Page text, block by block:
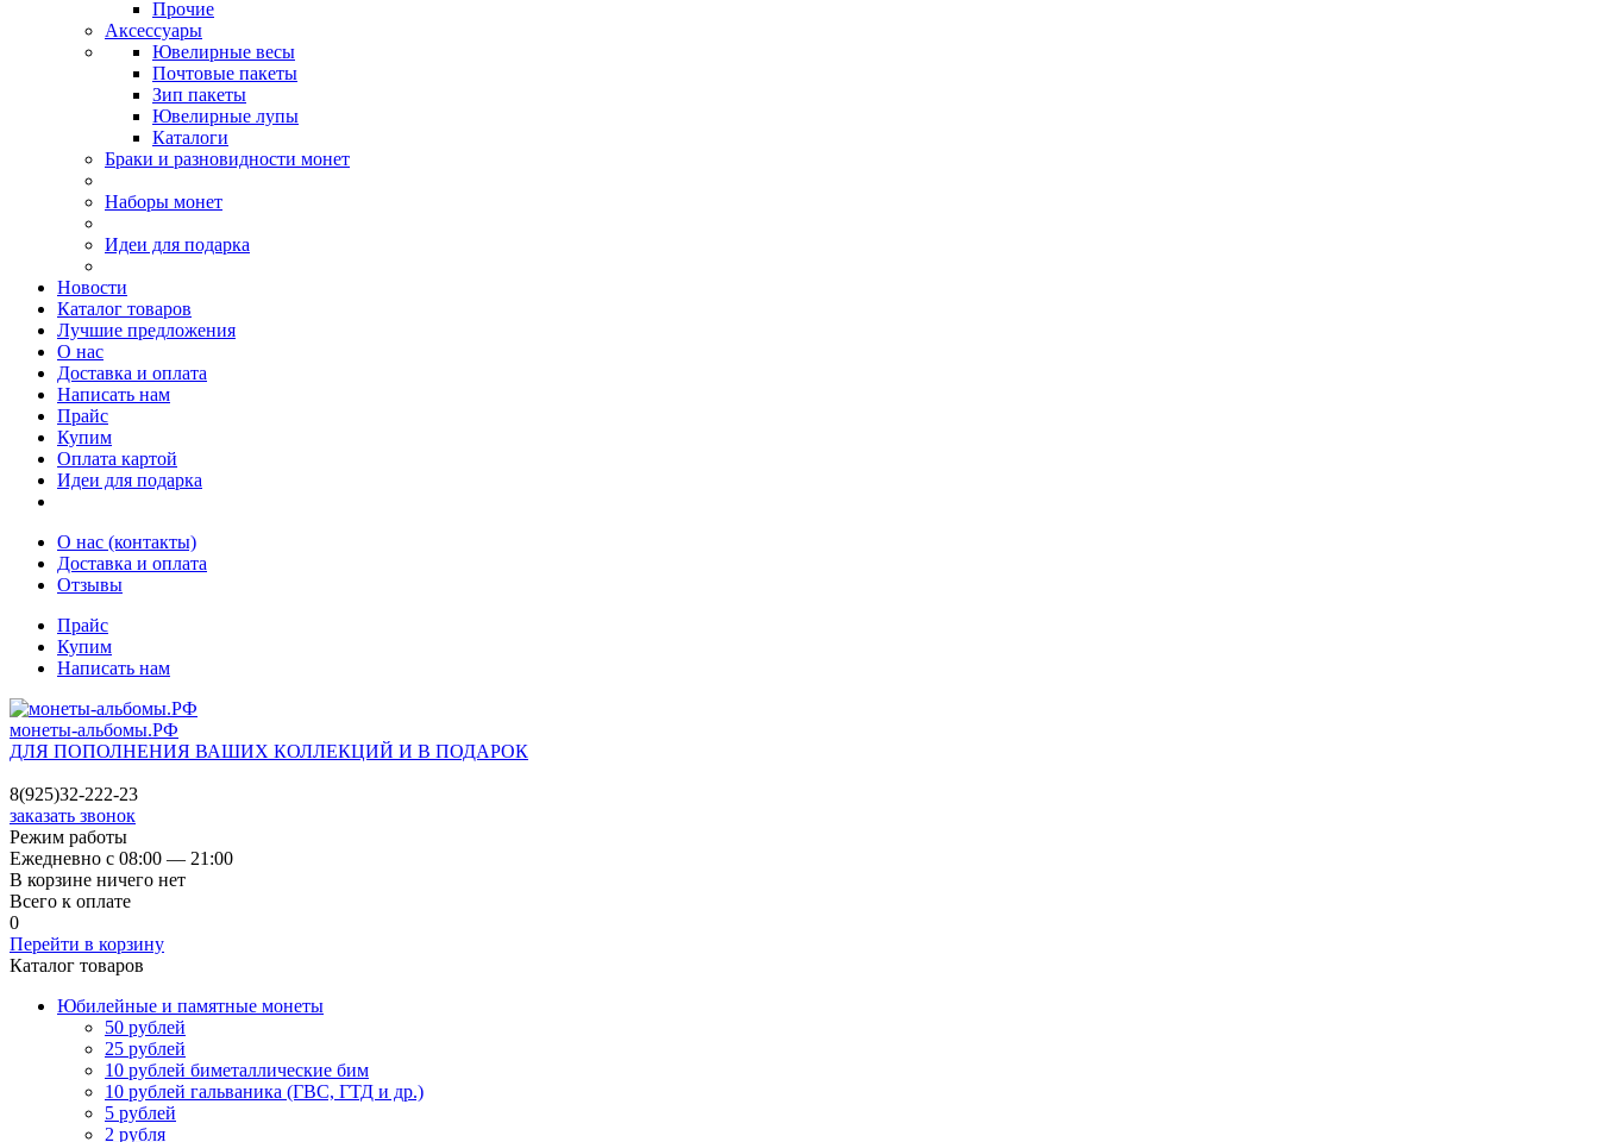
Прочие
Аксессуары
Ювелирные весы
Почтовые пакеты
Зип пакеты
Ювелирные лупы
Каталоги
Браки и разновидности монет
Наборы монет
Идеи для подарка
Новости
Каталог товаров
Лучшие предложения
О нас
Доставка и оплата
Написать нам
Прайс
Купим
Оплата картой
Идеи для подарка
О нас (контакты)
Доставка и оплата
Отзывы
Прайс
Купим
Написать нам
монеты-альбомы.РФ
ДЛЯ ПОПОЛНЕНИЯ ВАШИХ КОЛЛЕКЦИЙ И В ПОДАРОК
8(925)32-222-23
заказать звонок
Режим работы
Ежедневно с 08:00 — 21:00
В корзине ничего нет
Всего к оплате
0
Перейти в корзину
Каталог товаров
Юбилейные и памятные монеты
50 рублей
25 рублей
10 рублей биметаллические бим
10 рублей гальваника (ГВС, ГТД и др.)
5 рублей
2 рубля